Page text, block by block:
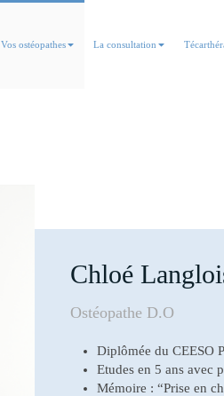
Vos ostéopathes La consultation
Chloé
Ostéopathe D.O
Diplômée du CEESO
Etudes en 5 ans avec
Mémoire : “Prise en